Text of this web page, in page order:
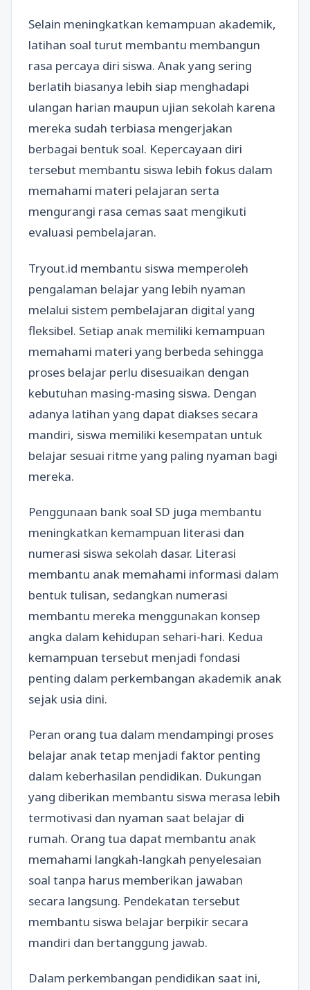
Selain meningkatkan kemampuan akademik,
latihan soal turut membantu membangun
rasa percaya diri siswa. Anak yang sering
berlatih biasanya lebih siap menghadapi
ulangan harian maupun ujian sekolah karena
mereka sudah terbiasa mengerjakan
berbagai bentuk soal. Kepercayaan diri
tersebut membantu siswa lebih fokus dalam
memahami materi pelajaran serta
mengurangi rasa cemas saat mengikuti
evaluasi pembelajaran.
Tryout.id membantu siswa memperoleh
pengalaman belajar yang lebih nyaman
melalui sistem pembelajaran digital yang
fleksibel. Setiap anak memiliki kemampuan
memahami materi yang berbeda sehingga
proses belajar perlu disesuaikan dengan
kebutuhan masing-masing siswa. Dengan
adanya latihan yang dapat diakses secara
mandiri, siswa memiliki kesempatan untuk
belajar sesuai ritme yang paling nyaman bagi
mereka.
Penggunaan bank soal SD juga membantu
meningkatkan kemampuan literasi dan
numerasi siswa sekolah dasar. Literasi
membantu anak memahami informasi dalam
bentuk tulisan, sedangkan numerasi
membantu mereka menggunakan konsep
angka dalam kehidupan sehari-hari. Kedua
kemampuan tersebut menjadi fondasi
penting dalam perkembangan akademik anak
sejak usia dini.
Peran orang tua dalam mendampingi proses
belajar anak tetap menjadi faktor penting
dalam keberhasilan pendidikan. Dukungan
yang diberikan membantu siswa merasa lebih
termotivasi dan nyaman saat belajar di
rumah. Orang tua dapat membantu anak
memahami langkah-langkah penyelesaian
soal tanpa harus memberikan jawaban
secara langsung. Pendekatan tersebut
membantu siswa belajar berpikir secara
mandiri dan bertanggung jawab.
Dalam perkembangan pendidikan saat ini,